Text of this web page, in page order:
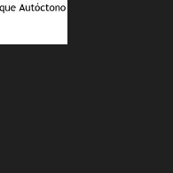
Asamblea General 2016